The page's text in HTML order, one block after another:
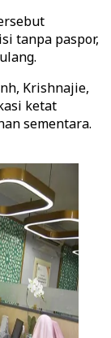
tanpa paspor,
Krishnajie,
ketat
sementara.